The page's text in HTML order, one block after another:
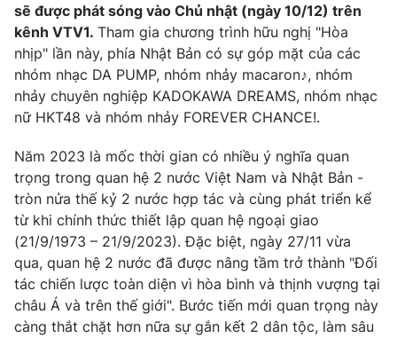
sẽ được phát sóng vào Chủ nhật (ngày 10/12) trên
kênh VTV1. Tham gia chương trình hữu nghị "Hòa
nhịp" lần này, phía Nhật Bản có sự góp mặt của các
nhóm nhạc DA PUMP, nhóm nhảy macaron♪, nhóm
nhảy chuyên nghiệp KADOKAWA DREAMS, nhóm nhạc
nữ HKT48 và nhóm nhảy FOREVER CHANCE!.
Năm 2023 là mốc thời gian có nhiều ý nghĩa quan
trọng trong quan hệ 2 nước Việt Nam và Nhật Bản -
tròn nửa thế kỷ 2 nước hợp tác và cùng phát triển kể
từ khi chính thức thiết lập quan hệ ngoại giao
(21/9/1973 – 21/9/2023). Đặc biệt, ngày 27/11 vừa
qua, quan hệ 2 nước đã được nâng tầm trở thành "Đối
tác chiến lược toàn diện vì hòa bình và thịnh vượng tại
châu Á và trên thế giới". Bước tiến mới quan trọng này
càng thắt chặt hơn nữa sự gắn kết 2 dân tộc, làm sâu